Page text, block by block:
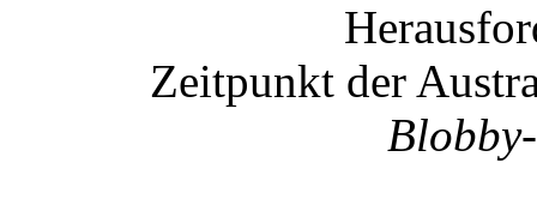
Zeitpunkt der